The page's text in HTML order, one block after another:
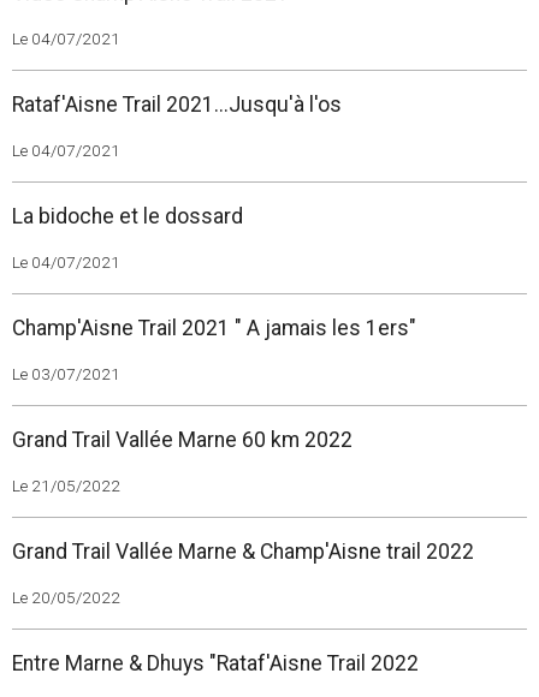
Le 04/07/2021
Rataf'Aisne Trail 2021...Jusqu'à l'os
Le 04/07/2021
La bidoche et le dossard
Le 04/07/2021
Champ'Aisne Trail 2021 " A jamais les 1ers"
Le 03/07/2021
Grand Trail Vallée Marne 60 km 2022
Le 21/05/2022
Grand Trail Vallée Marne & Champ'Aisne trail 2022
Le 20/05/2022
Entre Marne & Dhuys "Rataf'Aisne Trail 2022